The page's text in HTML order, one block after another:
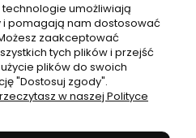
i dostawa
umożliwiają
i pomagają nam dostosować
zaakceptować
tych plików i przejść
plików do swoich
"Dostosuj zgody".
w naszej Polityce